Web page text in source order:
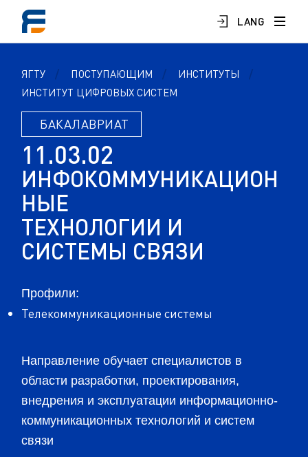
LANG
ЯГТУ ПОСТУПАЮЩИМ
ИНСТИТУТЫ
ИНСТИТУТ ЦИФРОВЫХ СИСТЕМ
БАКАЛАВРИАТ
1 1 .03.02
ИНФОКОММУНИКАЦИОН
НЫЕ
ТЕХНОЛОГИИ И
СИСТЕМЫ СВЯЗИ
Профили:
Телекоммуникационные системы
Направление обучает специалистов в
области разработки, проектирования,
внедрения и эксплуатации информационно-
коммуникационных технологий и систем
связи